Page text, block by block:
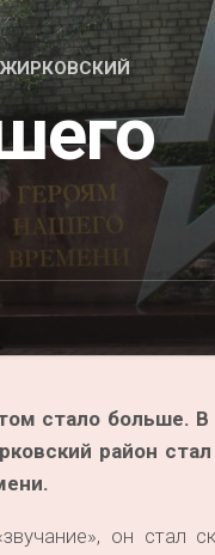
стало больше. В
район
он стал